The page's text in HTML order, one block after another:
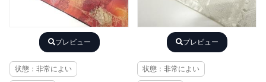
プレビュー
状態：非常によい
プレビュー
状態：非常によい